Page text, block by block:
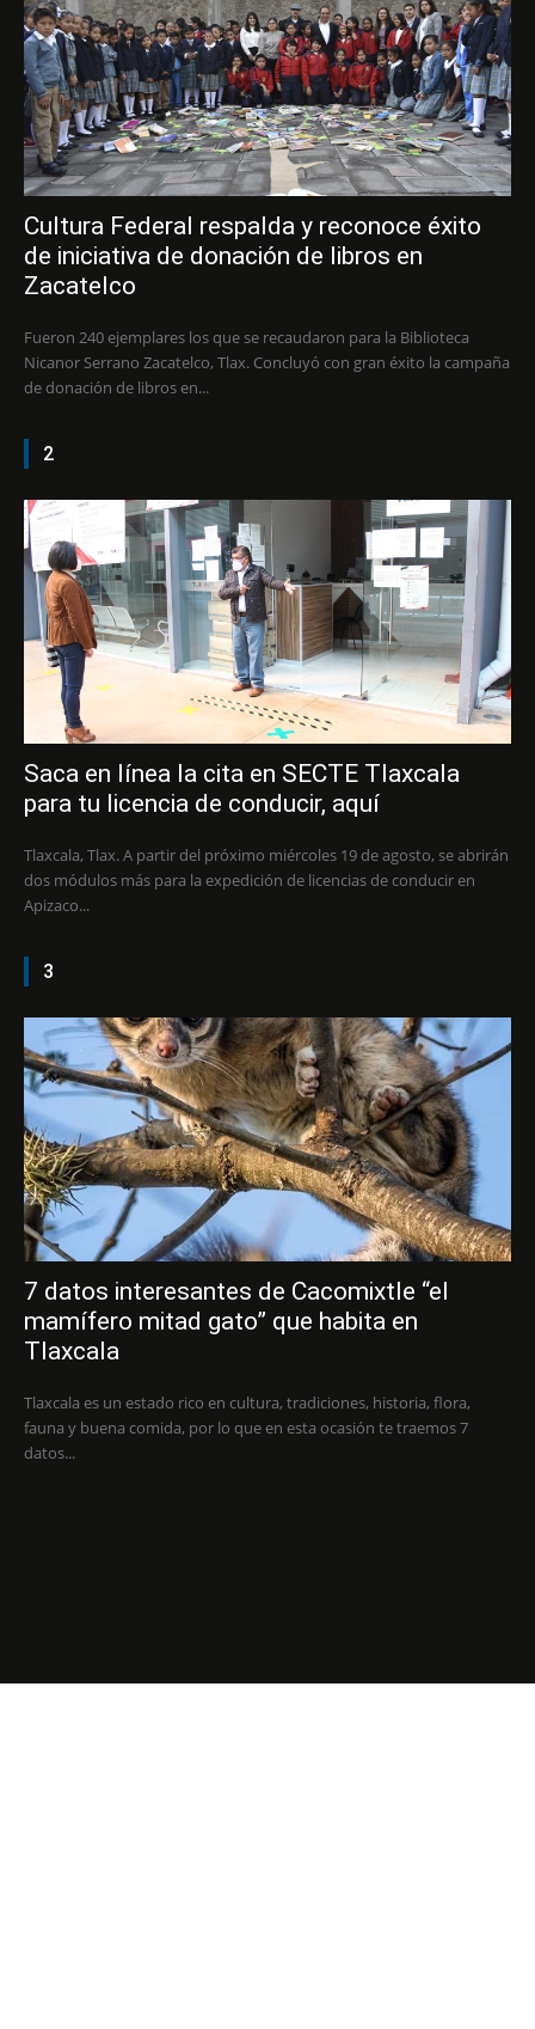
Cultura Federal respalda y reconoce éxito
de iniciativa de donación de libros en
Zacatelco
Fueron 240 ejemplares los que se recaudaron para la Biblioteca
Nicanor Serrano Zacatelco, Tlax. Concluyó con gran éxito la campaña
de donación de libros en...
2
Saca en línea la cita en SECTE Tlaxcala
para tu licencia de conducir, aquí
Tlaxcala, Tlax. A partir del próximo miércoles 19 de agosto, se abrirán
dos módulos más para la expedición de licencias de conducir en
Apizaco...
3
7 datos interesantes de Cacomixtle “el
mamífero mitad gato” que habita en
Tlaxcala
Tlaxcala es un estado rico en cultura, tradiciones, historia, flora,
fauna y buena comida, por lo que en esta ocasión te traemos 7
datos...